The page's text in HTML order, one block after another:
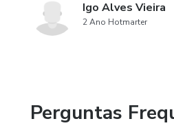
Igo Alves Vieira
2 Ano Hotmarter
Perguntas